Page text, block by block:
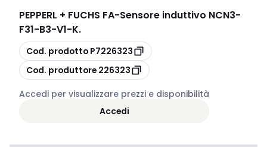
PEPPERL + FUCHS FA-Sensore induttivo NCN3-
F31-B3-V1-K.
copia
Cod. prodotto P7226323
copia
Cod. produttore 226323
Accedi per visualizzare prezzi e disponibilità
Accedi